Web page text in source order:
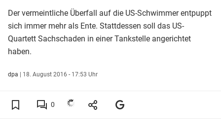
Der vermeintliche Überfall auf die US-Schwimmer entpuppt
sich immer mehr als Ente. Stattdessen soll das US-
Quartett Sachschaden in einer Tankstelle angerichtet
haben.
dpa | 18. August 2016 - 17:53 Uhr
0